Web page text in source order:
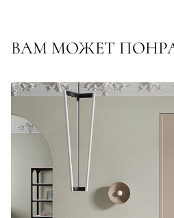
ВАМ МОЖЕТ